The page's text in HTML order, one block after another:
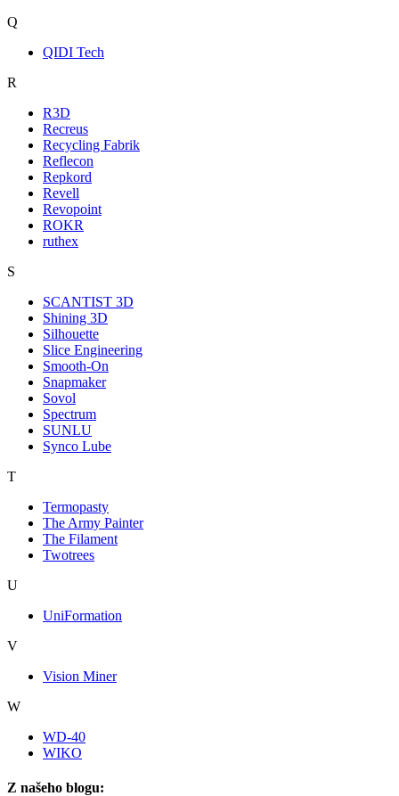
Q
QIDI Tech
R
R3D
Recreus
Recycling Fabrik
Reflecon
Repkord
Revell
Revopoint
ROKR
ruthex
S
SCANTIST 3D
Shining 3D
Silhouette
Slice Engineering
Smooth-On
Snapmaker
Sovol
Spectrum
SUNLU
Synco Lube
T
Termopasty
The Army Painter
The Filament
Twotrees
U
UniFormation
V
Vision Miner
W
WD-40
WIKO
Z našeho blogu: